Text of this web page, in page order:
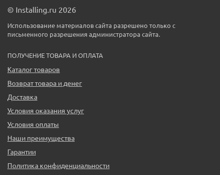
© Installing.ru 2026
Использование материалов сайта разрешено только с
письменного разрешения администратора сайта.
ПОЛУЧЕНИЕ ТОВАРА И ОПЛАТА
Каталог товаров
Возврат товара и денег
Доставка
Условия оказания услуг
Условия оплаты
Наши преимущества
Гарантии
Политика конфиденциальности